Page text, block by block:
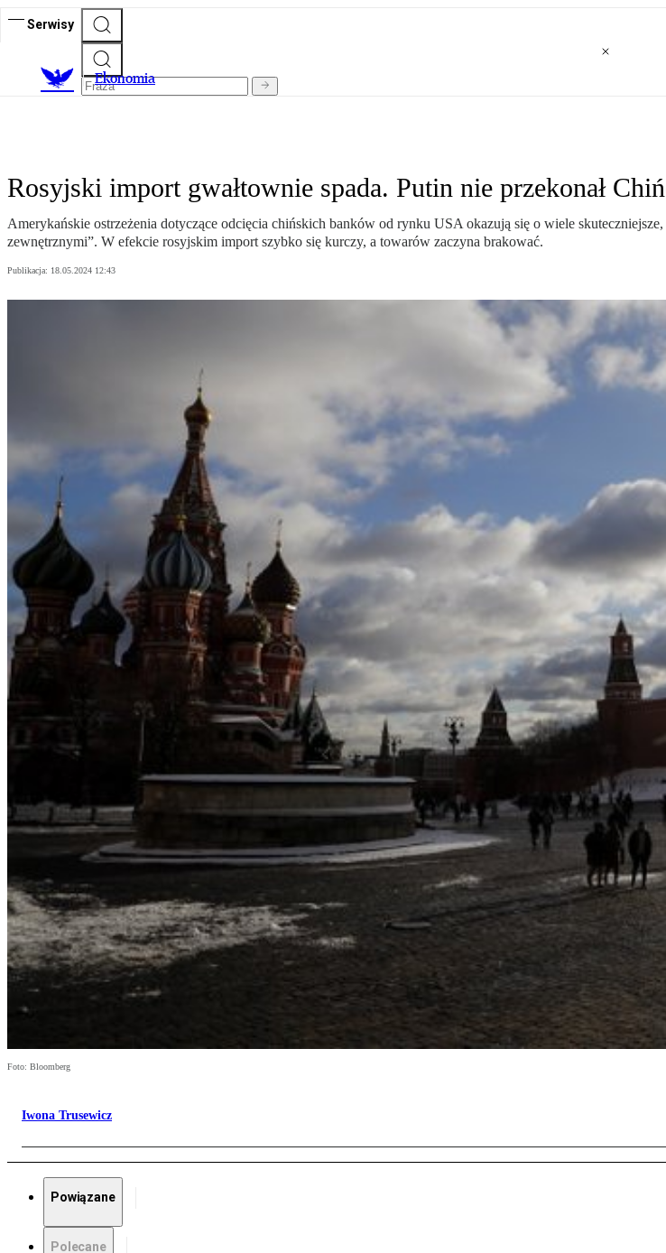
Serwisy
Ekonomia
Rosyjski import gwałtownie spada. Putin nie przekonał
Amerykańskie ostrzeżenia dotyczące odcięcia chińskich banków od rynku USA okazują się o wiele
zewnętrznymi”. W efekcie rosyjskim import szybko się kurczy, a towarów zaczyna brakować.
Publikacja: 18.05.2024 12:43
Foto: Bloomberg
Iwona Trusewicz
Powiązane
Polecane